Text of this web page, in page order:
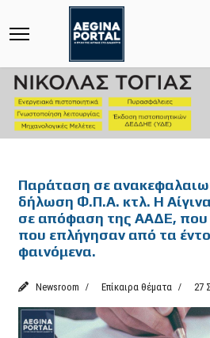
Παράταση σε
δήλωση Φ.Π.Α. κτλ. Η
σε απόφαση της ΑΑΔΕ, που
που επλήγησαν από τα
φαινόμενα.
Newsroom Επίκαιρα θέματα 27